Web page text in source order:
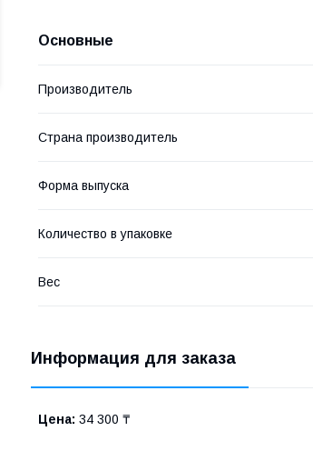
Основные
Производитель
Страна производитель
Форма выпуска
Количество в упаковке
Вес
Информация для заказа
Цена: 34 300 ₸